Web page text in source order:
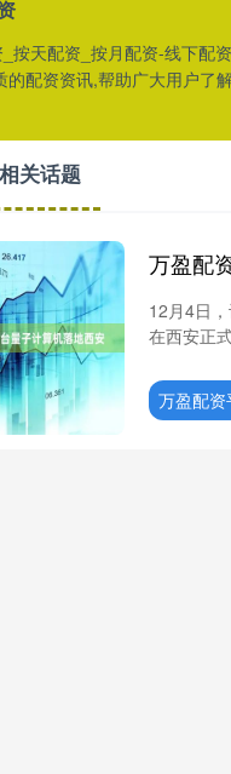
按天配资_按月配资-线下配
的配资资讯,帮助广大用户了
关话题
万盈配
12月4日
在西安正
万盈配资